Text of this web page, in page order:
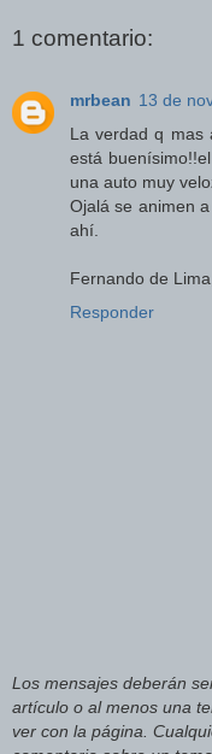
1 comentario:
mrbean 13 de
La verdad q mas
está
una auto muy
Ojalá se animen
ahí.
Fernando de
Responder
Los mensajes deberán
artículo o al menos una
ver con la página.